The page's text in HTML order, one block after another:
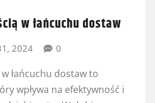
w łańcuchu dostaw
2024 0
łańcuchu dostaw to
wpływa na efektywność i